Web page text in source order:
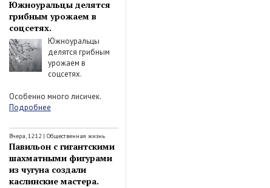
Южноуральцы делятся
грибным урожаем в
соцсетях.
Южноуральцы
делятся грибным
урожаем в
соцсетях.
Особенно много лисичек.
Подробнее
Вчера, 12:12 | Общественная жизнь
Павильон с гигантскими
шахматными фигурами
из чугуна создали
каслинские мастера.